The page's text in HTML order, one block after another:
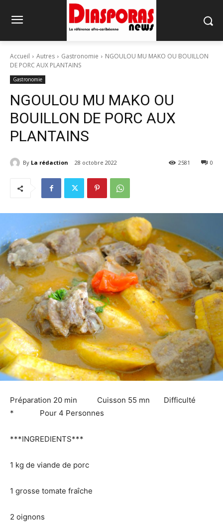
Accueil Autres Gastronomie
NGOULOU MU MAKO OU BOUILLON
DE PORC AUX PLANTAINS
Gastronomie
NGOULOU MU MAKO OU
BOUILLON DE PORC AUX
PLANTAINS
By La rédaction 28 octobre 2022 0
2581
Préparation 20 min Cuisson 55 mn Difficulté
* Pour 4 Personnes
***INGREDIENTS***
1 kg de viande de porc
1 grosse tomate fraîche
2 oignons